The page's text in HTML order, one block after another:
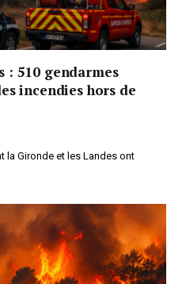
: 510 gendarmes
incendies hors de
la Gironde et les Landes ont